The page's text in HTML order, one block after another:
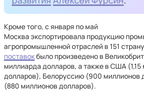
Кроме того, с января по май
Москва экспортировала продукцию
агропромышленной отраслей в 151
поставокбыло произведено в
миллиарда долларов, а также в США (1,15
долларов), Белоруссию (900 миллионов
(880 миллионов долларов).